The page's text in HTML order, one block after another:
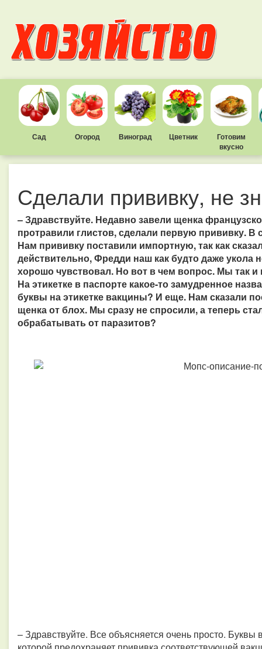
Сад Огород Виноград Цветник
Готовим
вкусно
Сделали прививку, не
– Здравствуйте. Недавно завели щенка
протравили глистов, сделали первую прививку.
Нам прививку поставили импортную, так как
действительно, Фредди наш как будто даже укола
хорошо чувствовал. Но вот в чем вопрос. Мы так и
На этикетке в паспорте какое-то замудренное
буквы на этикетке вакцины? И еще. Нам сказали
щенка от блох. Мы сразу не спросили, а теперь
обрабатывать от паразитов?
– Здравствуйте. Все объясняется очень просто.